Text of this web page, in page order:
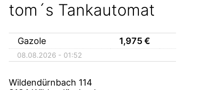
tom´s Tankautomat
Gazole 1,975€
08.08.2026 - 01:52
Wildendürnbach 114